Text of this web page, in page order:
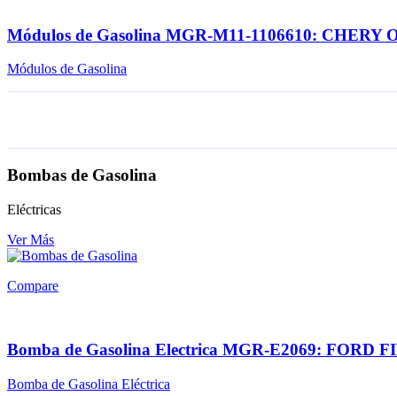
Módulos de Gasolina MGR-M11-1106610: CHERY
Módulos de Gasolina
Bombas de Gasolina
Eléctricas
Ver Más
Compare
Bomba de Gasolina Electrica MGR-E2069: FORD
Bomba de Gasolina Eléctrica